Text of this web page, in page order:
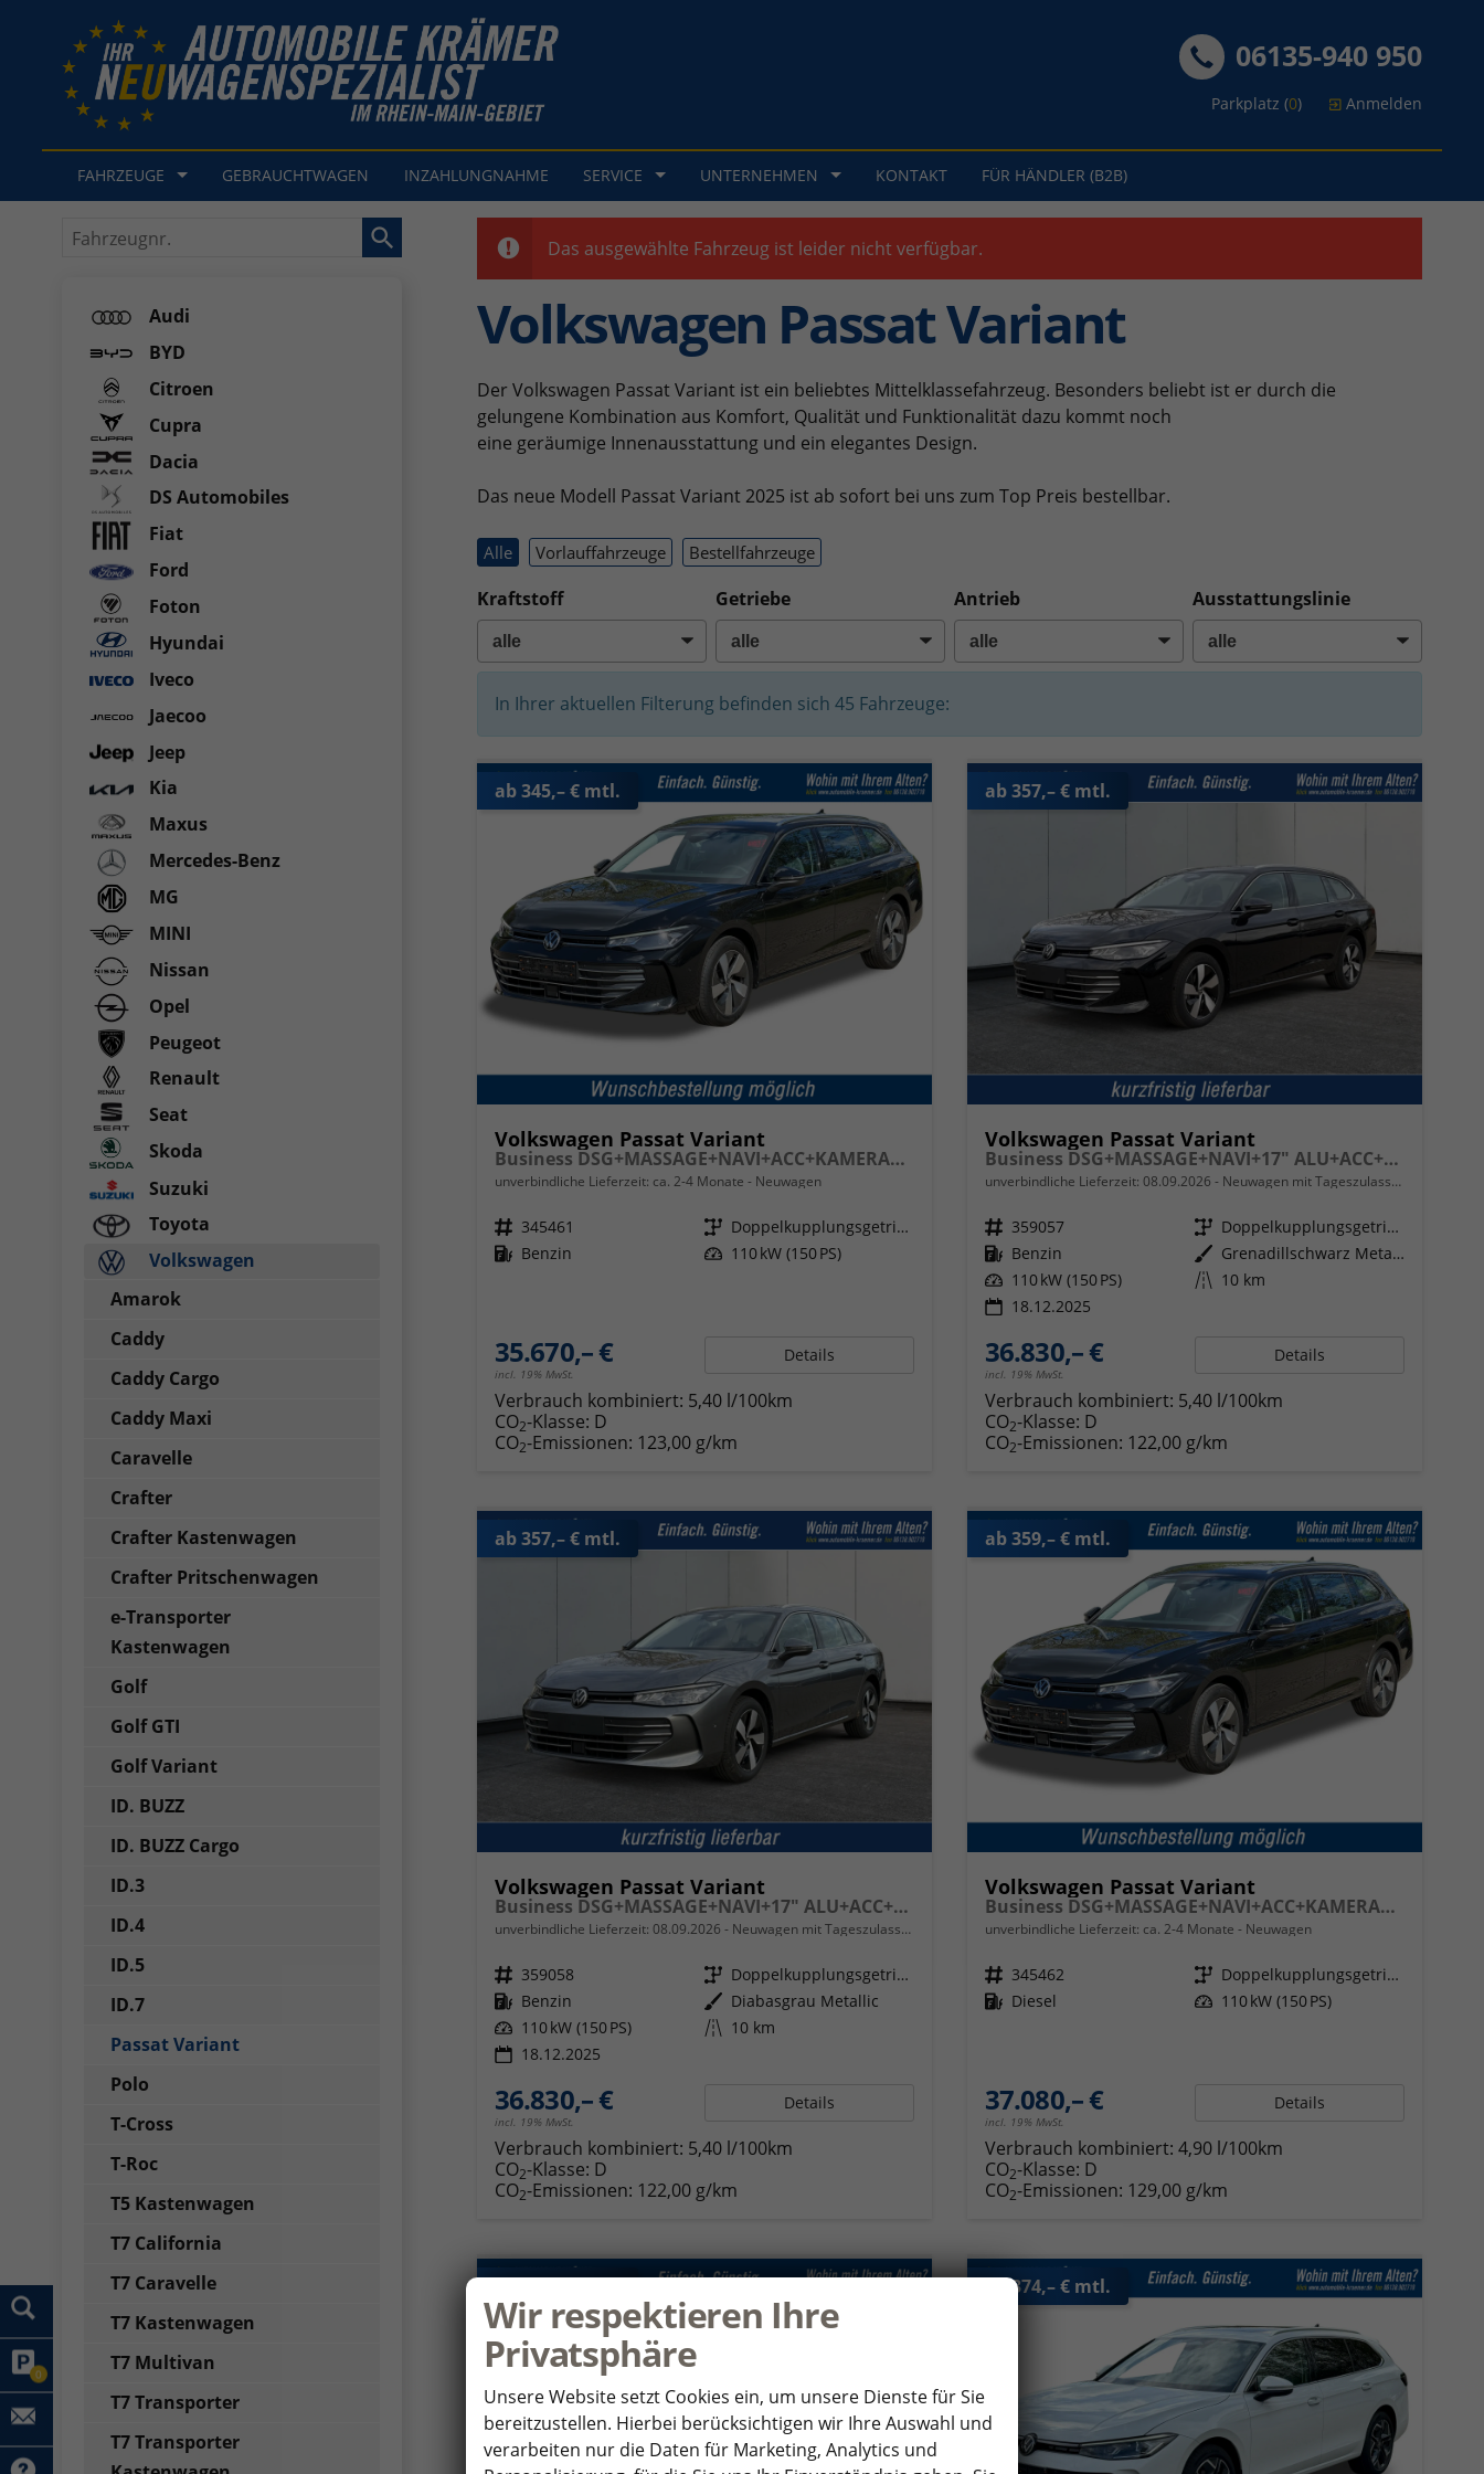
0
06135-940 950
Parkplatz (0) Anmelden
FAHRZEUGE GEBRAUCHTWAGEN INZAHLUNGNAHME SERVICE UNTERNEHMEN KONTAKT FÜR HÄNDLER (B2B)
Das ausgewählte Fahrzeug ist leider nicht verfügbar.
Volkswagen Passat Variant
Der Volkswagen Passat Variant ist ein beliebtes Mittelklassefahrzeug. Besonders beliebt ist er durch die
gelungene Kombination aus Komfort, Qualität und Funktionalität dazu kommt noch
eine geräumige Innenausstattung und ein elegantes Design.
Das neue Modell Passat Variant 2025 ist ab sofort bei uns zum Top Preis bestellbar.
Alle Vorlauffahrzeuge Bestellfahrzeuge
Kraftstoff Getriebe Antrieb Ausstattungslinie
In Ihrer aktuellen Filterung befinden sich 45 Fahrzeuge:
ab 345,– € mtl.
Volkswagen Passat Variant
Business DSG+MASSAGE+NAVI+ACC+KAMERA+LED
unverbindliche Lieferzeit: ca. 2-4 Monate Neuwagen
Fahrzeugnr. 345461 Getriebe
Doppelkupplungsgetriebe (DSG)
Kraftstoff Benzin Leistung 110 kW (150 PS)
35.670,– €
incl. 19% MwSt.
Details
Verbrauch kombiniert: 5,40 l/100km
CO2-Klasse: D
CO2-Emissionen: 123,00 g/km
ab 357,– € mtl.
Volkswagen Passat Variant
Business DSG+MASSAGE+NAVI+17" ALU+ACC+KAMERA+LED
unverbindliche Lieferzeit: 08.09.2026 Neuwagen mit Tageszulassung
Fahrzeugnr. 359057 Getriebe
Doppelkupplungsgetriebe (DSG)
Kraftstoff Benzin Außenfarbe
Grenadillschwarz Metallic
Leistung 110 kW (150 PS) Kilometerstand 10 km
18.12.2025
36.830,– €
incl. 19% MwSt.
Details
Verbrauch kombiniert: 5,40 l/100km
CO2-Klasse: D
CO2-Emissionen: 122,00 g/km
ab 357,– € mtl.
Volkswagen Passat Variant
Business DSG+MASSAGE+NAVI+17" ALU+ACC+KAMERA+LED
unverbindliche Lieferzeit: 08.09.2026 Neuwagen mit Tageszulassung
Fahrzeugnr. 359058 Getriebe
Doppelkupplungsgetriebe (DSG)
Kraftstoff Benzin Außenfarbe Diabasgrau Metallic
Leistung 110 kW (150 PS) Kilometerstand 10 km
18.12.2025
36.830,– €
incl. 19% MwSt.
Details
Verbrauch kombiniert: 5,40 l/100km
CO2-Klasse: D
CO2-Emissionen: 122,00 g/km
ab 359,– € mtl.
Volkswagen Passat Variant
Business DSG+MASSAGE+NAVI+ACC+KAMERA+LED
unverbindliche Lieferzeit: ca. 2-4 Monate Neuwagen
Fahrzeugnr. 345462 Getriebe
Doppelkupplungsgetriebe (DSG)
Kraftstoff Diesel Leistung 110 kW (150 PS)
37.080,– €
incl. 19% MwSt.
Details
Verbrauch kombiniert: 4,90 l/100km
CO2-Klasse: D
CO2-Emissionen: 129,00 g/km
ab 361,– € mtl. ab 374,– € mtl.
Fahrzeugnr.
Audi
BYD
Citroen
Cupra
Dacia
DS Automobiles
Fiat
Ford
Foton
Hyundai
Iveco
Jaecoo
Jeep
Kia
Maxus
Mercedes-Benz
MG
MINI
Nissan
Opel
Peugeot
Renault
Seat
Skoda
Suzuki
Toyota
Volkswagen
Amarok
Caddy
Caddy Cargo
Caddy Maxi
Caravelle
Crafter
Crafter Kastenwagen
Crafter Pritschenwagen
e-Transporter
Kastenwagen
Golf
Golf GTI
Golf Variant
ID. BUZZ
ID. BUZZ Cargo
ID.3
ID.4
ID.5
ID.7
Passat Variant
Polo
T-Cross
T-Roc
T5 Kastenwagen
T7 California
T7 Caravelle
T7 Kastenwagen
T7 Multivan
T7 Transporter
T7 Transporter
Wir respektieren Ihre
Privatsphäre
Unsere Website setzt Cookies ein, um unsere Dienste für Sie
bereitzustellen. Hierbei berücksichtigen wir Ihre Auswahl und
verarbeiten nur die Daten für Marketing, Analytics und